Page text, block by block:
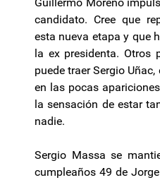
candidato. Cree que
esta nueva etapa y que
la ex presidenta. Otros
puede traer Sergio
en las pocas
la sensación de estar
nadie.
Sergio Massa se
cumpleaños 49 de